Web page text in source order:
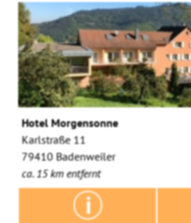
Hotel Morgensonne
Karlstraße 11
79410 Badenweiler
ca. 15 km entfernt